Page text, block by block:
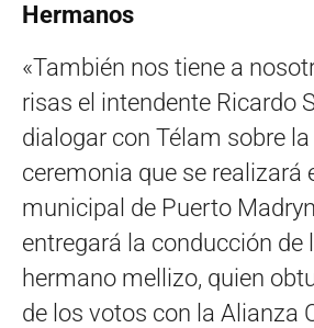
Hermanos
«También nos tiene a
risas el intendente Ricardo
dialogar con Télam sobre
ceremonia que se realizará
municipal de Puerto
entregará la conducción de
hermano mellizo, quien
de los votos con la Alianza